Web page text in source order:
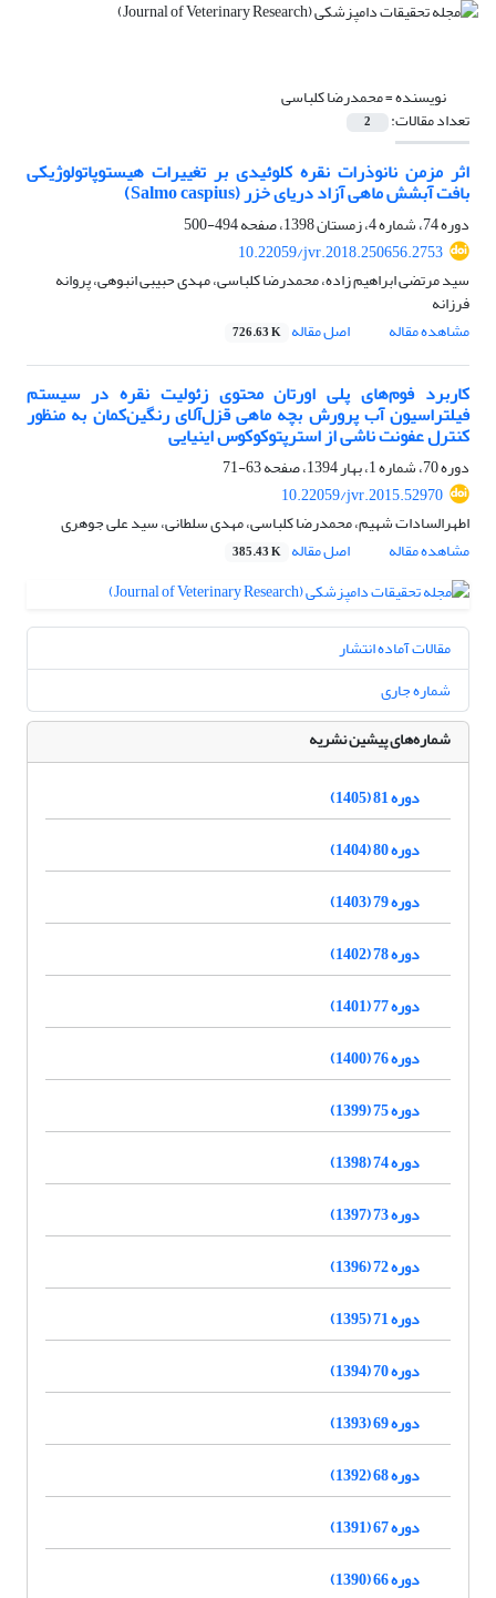
نویسنده =محمدرضا کلباسی
تعداد مقالات: 2
اثر مزمن نانوذرات نقره کلوئیدی بر تغییرات هیستوپاتولوژیکی
بافت آبشش ماهی آزاد دریای خزر (Salmo caspius)
دوره 74، شماره 4، زمستان 1398، صفحه
494-500
10.22059/jvr.2018.250656.2753
سید مرتضی ابراهیم زاده، محمدرضا کلباسی، مهدی حبیبی انبوهی، پروانه
فرزانه
مشاهده مقاله
اصل مقاله 726.63 K
کاربرد فوم‌های پلی اورتان محتوی زئولیت نقره در سیستم
فیلتراسیون آب پرورش بچه ماهی قزل‌آلای رنگین‌کمان به منظور
کنترل عفونت ناشی از استرپتوکوکوس اینیایی
دوره 70، شماره 1، بهار 1394، صفحه
63-71
10.22059/jvr.2015.52970
اطهرالسادات شهیم، محمدرضا کلباسی، مهدی سلطانی، سید علی جوهری
مشاهده مقاله
اصل مقاله 385.43 K
مقالات آماده انتشار
شماره جاری
شماره‌های پیشین نشریه
دوره 81 (1405)
دوره 80 (1404)
دوره 79 (1403)
دوره 78 (1402)
دوره 77 (1401)
دوره 76 (1400)
دوره 75 (1399)
دوره 74 (1398)
دوره 73 (1397)
دوره 72 (1396)
دوره 71 (1395)
دوره 70 (1394)
دوره 69 (1393)
دوره 68 (1392)
دوره 67 (1391)
دوره 66 (1390)